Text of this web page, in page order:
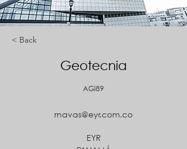
< Back
Geotecnia
AGI89
rnavas@eyr.com.co
EYR